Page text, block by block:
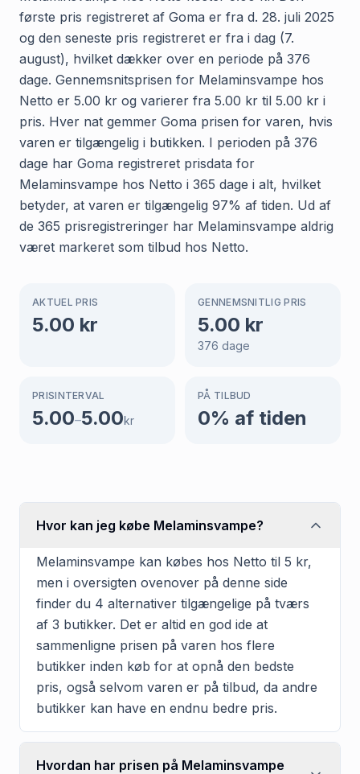
første pris registreret af Goma er fra d. 28. juli 2025
og den seneste pris registreret er fra i dag (7.
august), hvilket dækker over en periode på 376
dage. Gennemsnitsprisen for Melaminsvampe hos
Netto er 5.00 kr og varierer fra 5.00 kr til 5.00 kr i
pris. Hver nat gemmer Goma prisen for varen, hvis
varen er tilgængelig i butikken. I perioden på 376
dage har Goma registreret prisdata for
Melaminsvampe hos Netto i 365 dage i alt, hvilket
betyder, at varen er tilgængelig 97% af tiden. Ud af
de 365 prisregistreringer har Melaminsvampe aldrig
været markeret som tilbud hos Netto.
AKTUEL PRIS
5.00 kr
GENNEMSNITLIG PRIS
5.00 kr
376 dage
PRISINTERVAL
5.00–5.00kr
PÅ TILBUD
0% af tiden
Hvor kan jeg købe Melaminsvampe?
Melaminsvampe kan købes hos Netto til 5 kr,
men i oversigten ovenover på denne side
finder du 4 alternativer tilgængelige på tværs
af 3 butikker. Det er altid en god ide at
sammenligne prisen på varen hos flere
butikker inden køb for at opnå den bedste
pris, også selvom varen er på tilbud, da andre
butikker kan have en endnu bedre pris.
Hvordan har prisen på Melaminsvampe